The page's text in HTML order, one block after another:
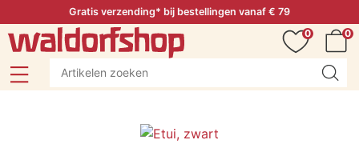
Gratis verzending* bij bestellingen vanaf € 79
0
0